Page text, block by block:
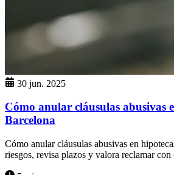
30 jun. 2025
Cómo anular cláusulas abusivas
Barcelona
Cómo anular cláusulas abusivas en
riesgos, revisa plazos y valora reclamar